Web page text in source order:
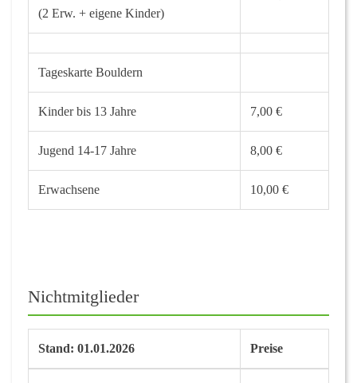
(2 Erw. + eigene Kinder)
Tageskarte Bouldern
Kinder bis 13 Jahre 7,00 €
Jugend 14-17 Jahre 8,00 €
Erwachsene 10,00 €
Nichtmitglieder
Stand: 01.01.2026 Preise